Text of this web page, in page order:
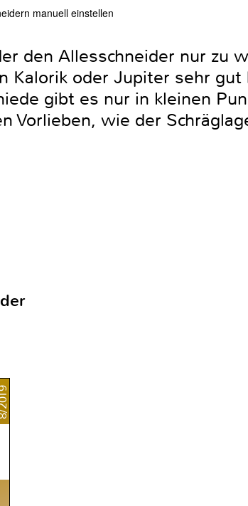
manuell einstellen
den Allesschneider nur zu
Kalorik oder Jupiter sehr gut
gibt es nur in kleinen
Vorlieben, wie der